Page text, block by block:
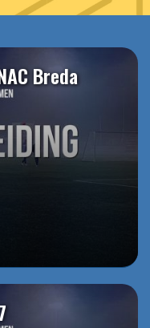
Breda